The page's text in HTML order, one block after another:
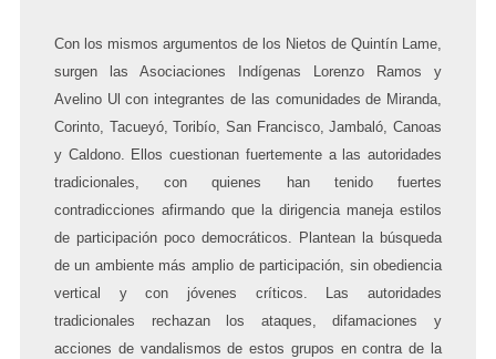
Con los mismos argumentos de los Nietos de Quintín Lame,
surgen las Asociaciones Indígenas Lorenzo Ramos y
Avelino Ul con integrantes de las comunidades de Miranda,
Corinto, Tacueyó, Toribío, San Francisco, Jambaló, Canoas
y Caldono. Ellos cuestionan fuertemente a las autoridades
tradicionales, con quienes han tenido fuertes
contradicciones afirmando que la dirigencia maneja estilos
de participación poco democráticos. Plantean la búsqueda
de un ambiente más amplio de participación, sin obediencia
vertical y con
jóvenes críticos. Las autoridades
tradicionales rechazan los ataques, difamaciones y
acciones de vandalismos de estos grupos en contra de la